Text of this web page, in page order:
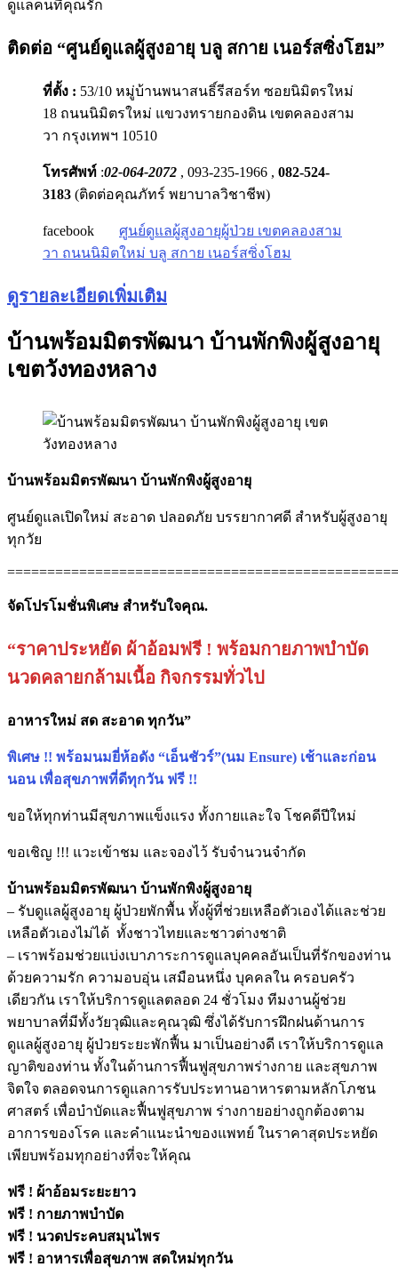
ดูแลคนที่คุณรัก
ติดต่อ “ศูนย์ดูแลผู้สูงอายุ บลู สกาย เนอร์สซิ่งโฮม”
ที่ตั้ง : 53/10 หมู่บ้านพนาสนธิ์รีสอร์ท ซอยนิมิตรใหม่
18 ถนนนิมิตรใหม่ แขวงทรายกองดิน เขตคลองสาม
วา กรุงเทพฯ 10510
โทรศัพท์ :02-064-2072 , 093-235-1966 , 082-524-
3183 (ติดต่อคุณภัทร์ พยาบาลวิชาชีพ)
facebook ศูนย์ดูแลผู้สูงอายุผู้ป่วย เขตคลองสาม
วา ถนนนิมิตใหม่ บลู สกาย เนอร์สซิ่งโฮม
ดูรายละเอียดเพิ่มเติม
บ้านพร้อมมิตรพัฒนา บ้านพักพิงผู้สูงอายุ
เขตวังทองหลาง
บ้านพร้อมมิตรพัฒนา บ้านพักพิงผู้สูงอายุ
ศูนย์ดูแลเปิดใหม่ สะอาด ปลอดภัย บรรยากาศดี สำหรับผู้สูงอายุ
ทุกวัย
จัดโปรโมชั่นพิเศษ สำหรับใจคุณ.
“ราคาประหยัด ผ้าอ้อมฟรี ! พร้อมกายภาพบำบัด
นวดคลายกล้ามเนื้อ กิจกรรมทั่วไป
อาหารใหม่ สด สะอาด ทุกวัน”
พิเศษ !! พร้อมนมยี่ห้อดัง “เอ็นชัวร์”(นม Ensure) เช้าและก่อน
นอน เพื่อสุขภาพที่ดีทุกวัน ฟรี !!
ขอให้ทุกท่านมีสุขภาพแข็งแรง ทั้งกายและใจ โชคดีปีใหม่
ขอเชิญ !!! แวะเข้าชม และจองไว้ รับจำนวนจำกัด
บ้านพร้อมมิตรพัฒนา บ้านพักพิงผู้สูงอายุ
– รับดูแลผู้สูงอายุ ผู้ป่วยพักพื้น ทั้งผู้ที่ช่วยเหลือตัวเองได้และช่วย
เหลือตัวเองไม่ได้ ทั้งชาวไทยและชาวต่างชาติ
– เราพร้อมช่วยแบ่งเบาภาระการดูแลบุคคลอันเป็นที่รักของท่าน
ด้วยความรัก ความอบอุ่น เสมือนหนึ่ง บุคคลใน ครอบครัว
เดียวกัน เราให้บริการดูแลตลอด 24 ชั่วโมง ทีมงานผู้ช่วย
พยาบาลที่มีทั้งวัยวุฒิและคุณวุฒิ ซึ่งได้รับการฝึกฝนด้านการ
ดูแลผู้สูงอายุ ผู้ป่วยระยะพักฟื้น มาเป็นอย่างดี เราให้บริการดูแล
ญาติของท่าน ทั้งในด้านการฟื้นฟูสุขภาพร่างกาย และสุขภาพ
จิตใจ ตลอดจนการดูแลการรับประทานอาหารตามหลักโภชน
ศาสตร์ เพื่อบำบัดและฟื้นฟูสุขภาพ ร่างกายอย่างถูกต้องตาม
อาการของโรค และคำแนะนำของแพทย์ ในราคาสุดประหยัด
เพียบพร้อมทุกอย่างที่จะให้คุณ
ฟรี ! ผ้าอ้อมระยะยาว
ฟรี ! กายภาพบำบัด
ฟรี ! นวดประคบสมุนไพร
ฟรี ! อาหารเพื่อสุขภาพ สดใหม่ทุกวัน